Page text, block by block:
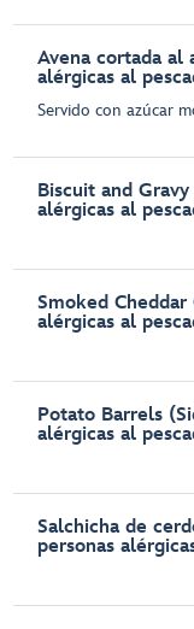
Avena cortada al
alérgicas al
Servido con azúcar
Biscuit and
alérgicas al
Smoked
alérgicas al
Potato Barrels
alérgicas al
Salchicha de
personas